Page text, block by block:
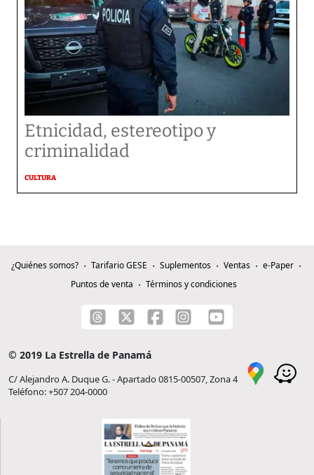
Etnicidad, estereotipo y
criminalidad
CULTURA
¿Quiénes somos? Tarifario GESE Suplementos Ventas
e-Paper
Puntos de venta
Términos y condiciones
© 2019 La Estrella de Panamá
C/ Alejandro A. Duque G. - Apartado 0815-00507, Zona 4
Teléfono: +507 204-0000